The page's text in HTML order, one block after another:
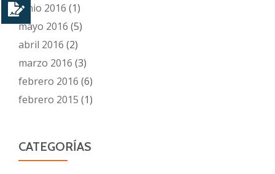
junio 2016 (1)
mayo 2016 (5)
abril 2016 (2)
marzo 2016 (3)
febrero 2016 (6)
febrero 2015 (1)
CATEGORÍAS